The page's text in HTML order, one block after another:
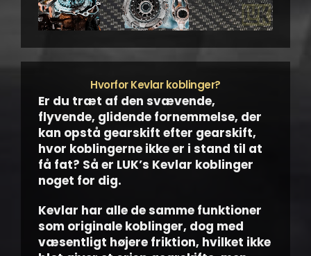
Hvorfor Kevlar koblinger?
Er du træt af den svævende,
flyvende, glidende fornemmelse, der
kan opstå gearskift efter gearskift,
hvor koblingerne ikke er i stand til at
få fat? Så er LUK’s Kevlar koblinger
noget for dig.
Kevlar har alle de samme funktioner
som originale koblinger, dog med
væsentligt højere friktion, hvilket ikke